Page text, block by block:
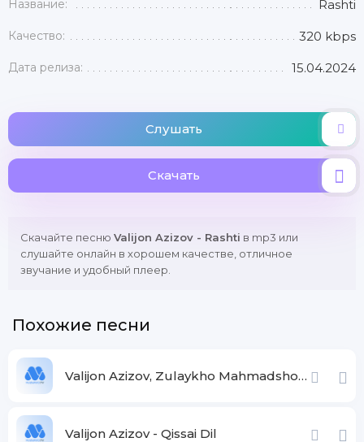
Название: Rashti
Качество: 320 kbps
Дата релиза: 15.04.2024
Слушать
Скачать
Скачайте песню Valijon Azizov - Rashti в mp3 или
слушайте онлайн в хорошем качестве, отличное
звучание и удобный плеер.
Похожие песни
Valijon Azizov, Zulaykho Mahmadshoeva, Jonibek Murodov - Соли нав
Valijon Azizov - Qissai Dil